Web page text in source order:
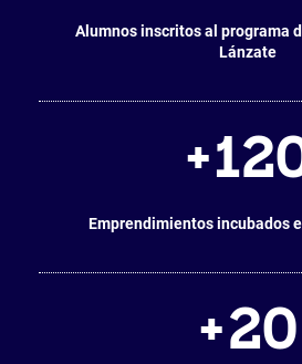
Alumnos inscritos al programa
Lánzate
+
Emprendimientos incubados
+20